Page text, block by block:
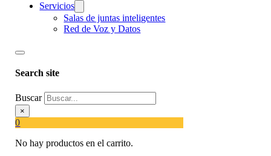
Servicios
Salas de juntas inteligentes
Red de Voz y Datos
Search site
Buscar
×
0
No hay productos en el carrito.